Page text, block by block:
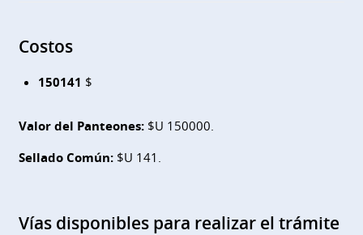
Costos
150141 $
Valor del Panteones:$U 150000.
Sellado Común: $U 141.
Vías disponibles para realizar el trámite